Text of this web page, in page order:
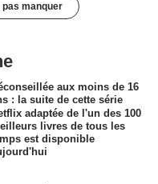
pas manquer
aux moins de 16
: la suite de cette série
adaptée de l'un des 100
livres de tous les
est disponible